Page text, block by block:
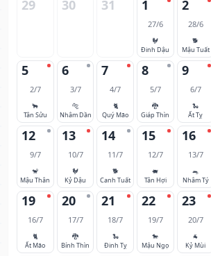
29 30 31 1
27/6
🐓
Đinh Dậu
2
28/6
🐕
Mậu Tuất
5
2/7
🐂
Tân Sửu
6
3/7
🐅
Nhâm Dần
7
4/7
🐈
Quý Mão
8
5/7
🐉
Giáp Thìn
9
6/7
🐍
Ất Tỵ
12
9/7
🐒
Mậu Thân
13
10/7
🐓
Kỷ Dậu
14
11/7
🐕
Canh Tuất
15
12/7
🐖
Tân Hợi
16
13/7
🐀
Nhâm Tý
19
16/7
🐈
Ất Mão
20
17/7
🐉
Bính Thìn
21
18/7
🐍
Đinh Tỵ
22
19/7
🐎
Mậu Ngọ
23
20/7
🐐
Kỷ Mùi